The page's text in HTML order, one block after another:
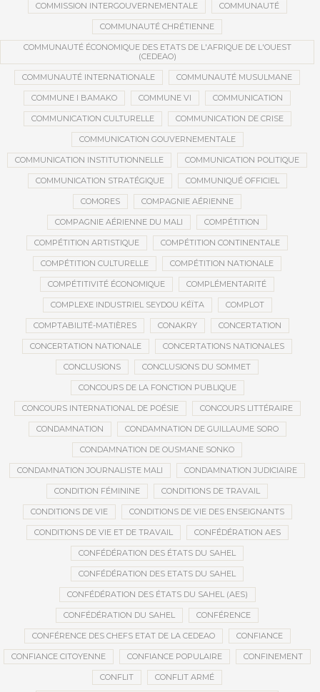
COMMISSION INTERGOUVERNEMENTALE COMMUNAUTÉ
COMMUNAUTÉ CHRÉTIENNE
COMMUNAUTÉ ÉCONOMIQUE DES ETATS DE L'AFRIQUE DE L'OUEST
(CEDEAO)
COMMUNAUTÉ INTERNATIONALE COMMUNAUTÉ MUSULMANE
COMMUNE I BAMAKO COMMUNE VI COMMUNICATION
COMMUNICATION CULTURELLE COMMUNICATION DE CRISE
COMMUNICATION GOUVERNEMENTALE
COMMUNICATION INSTITUTIONNELLE COMMUNICATION POLITIQUE
COMMUNICATION STRATÉGIQUE COMMUNIQUÉ OFFICIEL
COMORES COMPAGNIE AÉRIENNE
COMPAGNIE AÉRIENNE DU MALI COMPÉTITION
COMPÉTITION ARTISTIQUE COMPÉTITION CONTINENTALE
COMPÉTITION CULTURELLE COMPÉTITION NATIONALE
COMPÉTITIVITÉ ÉCONOMIQUE COMPLÉMENTARITÉ
COMPLEXE INDUSTRIEL SEYDOU KÉÏTA COMPLOT
COMPTABILITÉ-MATIÈRES CONAKRY CONCERTATION
CONCERTATION NATIONALE CONCERTATIONS NATIONALES
CONCLUSIONS CONCLUSIONS DU SOMMET
CONCOURS DE LA FONCTION PUBLIQUE
CONCOURS INTERNATIONAL DE POÉSIE CONCOURS LITTÉRAIRE
CONDAMNATION CONDAMNATION DE GUILLAUME SORO
CONDAMNATION DE OUSMANE SONKO
CONDAMNATION JOURNALISTE MALI CONDAMNATION JUDICIAIRE
CONDITION FÉMININE CONDITIONS DE TRAVAIL
CONDITIONS DE VIE CONDITIONS DE VIE DES ENSEIGNANTS
CONDITIONS DE VIE ET DE TRAVAIL CONFÉDÉRATION AES
CONFÉDÉRATION DES ÉTATS DU SAHEL
CONFÉDÉRATION DES ETATS DU SAHEL
CONFÉDÉRATION DES ÉTATS DU SAHEL (AES)
CONFÉDÉRATION DU SAHEL CONFÉRENCE
CONFÉRENCE DES CHEFS ETAT DE LA CEDEAO CONFIANCE
CONFIANCE CITOYENNE CONFIANCE POPULAIRE CONFINEMENT
CONFLIT CONFLIT ARMÉ